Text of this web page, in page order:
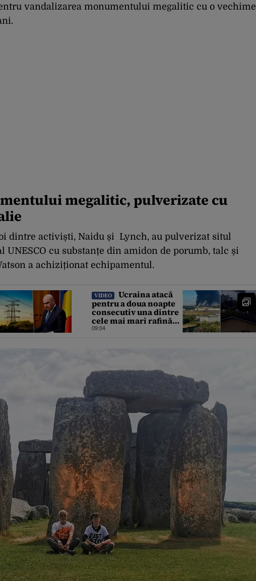
vandalizarea monumentului megalitic cu o vechime
megalitic, pulverizate cu
dintre activiști, Naidu și Lynch, au pulverizat situl
cu substanțe din amidon de porumb, talc și
a achiziționat echipamentul.
VIDEO
Ucraina atacă
pentru a doua noapte
consecutiv una dintre
cele mai mari rafinării
din Rusia. Incendiu
09:04